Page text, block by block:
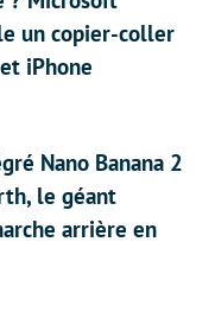
un copier-coller
iPhone
Nano Banana 2
le géant
arrière en